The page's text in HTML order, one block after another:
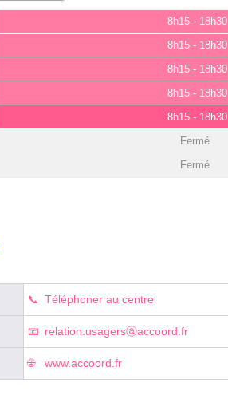
8h15 - 18h30
8h15 - 18h30
8h15 - 18h30
8h15 - 18h30
8h15 - 18h30
Fermé
Fermé
Téléphoner au centre
relation.usagersⓐaccoord.fr
www.accoord.fr